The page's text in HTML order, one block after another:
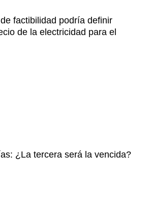
factibilidad podría definir
de la electricidad para el
¿La tercera será la vencida?